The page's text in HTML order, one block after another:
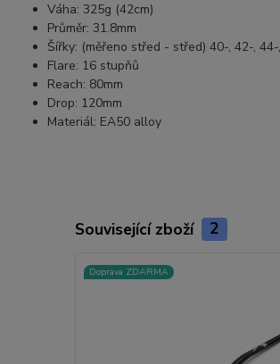
Váha: 325g (42cm)
Průměr: 31.8mm
Šířky: (měřeno střed - střed) 40-, 42-, 44-
Flare: 16 stupňů
Reach: 80mm
Drop: 120mm
Materiál: EA50 alloy
Související zboží 2
Doprava ZDARMA